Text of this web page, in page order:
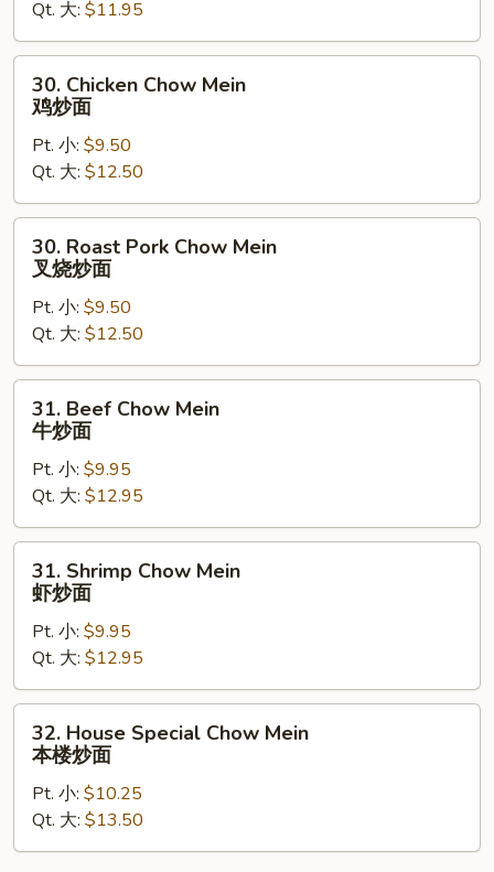
炒
面
Qt. 大: $11.95
Chicken
Chow
Mein
炒
面
30. Chicken Chow Mein
鸡炒面
Pt. 小: $9.50
Qt. 大: $12.50
Roast
Pork
Chow
Mein
叉
烧
30. Roast Pork Chow Mein
叉烧炒面
Pt. 小: $9.50
Qt. 大: $12.50
Beef
Chow
Mein
炒
面
31. Beef Chow Mein
牛炒面
Pt. 小: $9.95
Qt. 大: $12.95
Shrimp
Chow
Mein
炒
面
31. Shrimp Chow Mein
虾炒面
Pt. 小: $9.95
Qt. 大: $12.95
House
Special
Chow
Mein
本
32. House Special Chow Mein
本楼炒面
Pt. 小: $10.25
Qt. 大: $13.50